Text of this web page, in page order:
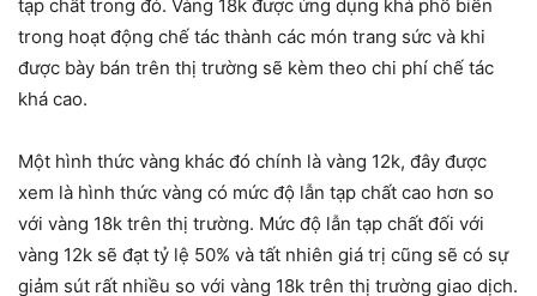
tạp chất trong đó. Vàng 18k được ứng dụng khá phổ biến
trong hoạt động chế tác thành các món trang sức và khi
được bày bán trên thị trường sẽ kèm theo chi phí chế tác
khá cao.
Một hình thức vàng khác đó chính là vàng 12k, đây được
xem là hình thức vàng có mức độ lẫn tạp chất cao hơn so
với vàng 18k trên thị trường. Mức độ lẫn tạp chất đối với
vàng 12k sẽ đạt tỷ lệ 50% và tất nhiên giá trị cũng sẽ có sự
giảm sút rất nhiều so với vàng 18k trên thị trường giao dịch.